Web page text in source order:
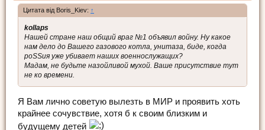
Цитата від Boris_Kiev: ↑
kollaps
Нашей стране наш общий враг №1 объявил войну. Ну какое
нам дело до Вашего газового котла, унитаза, биде, когда
роSSия уже убивает наших военнослужащих?
Мадам, не будьте назойливой мухой. Ваше присутствие тут
не ко времени.
Я Вам лично советую вылезть в МИР и проявить хоть
крайнее сочувствие, хотя б к своим близким и
будущему детей